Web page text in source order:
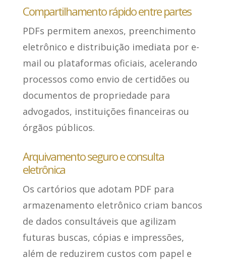
Compartilhamento rápido entre partes
PDFs permitem anexos, preenchimento
eletrônico e distribuição imediata por e-
mail ou plataformas oficiais, acelerando
processos como envio de certidões ou
documentos de propriedade para
advogados, instituições financeiras ou
órgãos públicos.
Arquivamento seguro e consulta
eletrônica
Os cartórios que adotam PDF para
armazenamento eletrônico criam bancos
de dados consultáveis que agilizam
futuras buscas, cópias e impressões,
além de reduzirem custos com papel e